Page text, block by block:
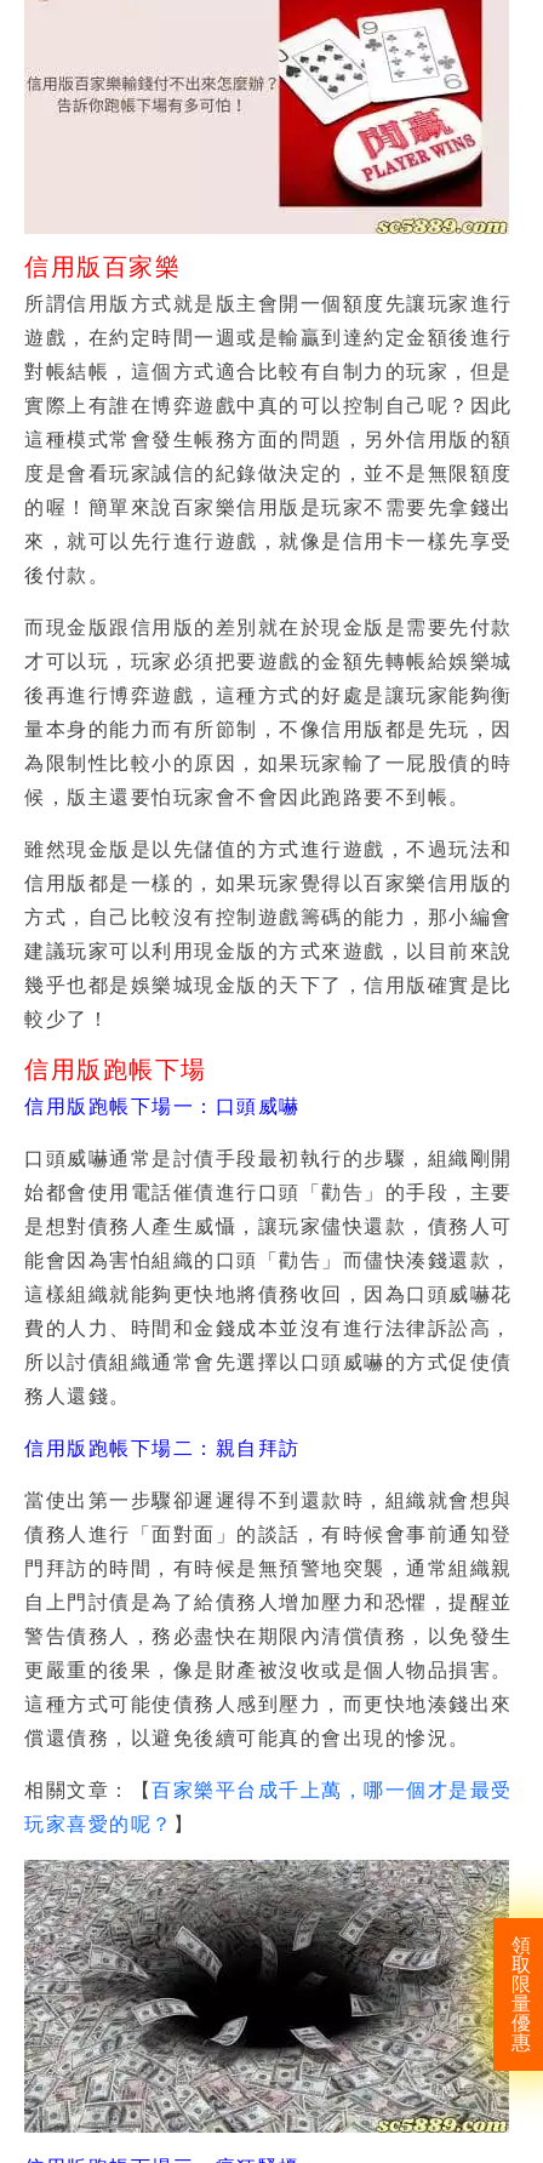
領
取
限
量
優
惠
信用版百家樂
所謂信用版方式就是版主會開一個額度先讓玩家進行
遊戲，在約定時間一週或是輸贏到達約定金額後進行
對帳結帳，這個方式適合比較有自制力的玩家，但是
實際上有誰在博弈遊戲中真的可以控制自己呢？因此
這種模式常會發生帳務方面的問題，另外信用版的額
度是會看玩家誠信的紀錄做決定的，並不是無限額度
的喔！簡單來說百家樂信用版是玩家不需要先拿錢出
來，就可以先行進行遊戲，就像是信用卡一樣先享受
後付款。
而現金版跟信用版的差別就在於現金版是需要先付款
才可以玩，玩家必須把要遊戲的金額先轉帳給娛樂城
後再進行博弈遊戲，這種方式的好處是讓玩家能夠衡
量本身的能力而有所節制，不像信用版都是先玩，因
為限制性比較小的原因，如果玩家輸了一屁股債的時
候，版主還要怕玩家會不會因此跑路要不到帳。
雖然現金版是以先儲值的方式進行遊戲，不過玩法和
信用版都是一樣的，如果玩家覺得以百家樂信用版的
方式，自己比較沒有控制遊戲籌碼的能力，那小編會
建議玩家可以利用現金版的方式來遊戲，以目前來說
幾乎也都是娛樂城現金版的天下了，信用版確實是比
較少了！
信用版跑帳下場
信用版跑帳下場一：口頭威嚇
口頭威嚇通常是討債手段最初執行的步驟，組織剛開
始都會使用電話催債進行口頭「勸告」的手段，主要
是想對債務人產生威懾，讓玩家儘快還款，債務人可
能會因為害怕組織的口頭「勸告」而儘快湊錢還款，
這樣組織就能夠更快地將債務收回，因為口頭威嚇花
費的人力、時間和金錢成本並沒有進行法律訴訟高，
所以討債組織通常會先選擇以口頭威嚇的方式促使債
務人還錢。
信用版跑帳下場二：親自拜訪
當使出第一步驟卻遲遲得不到還款時，組織就會想與
債務人進行「面對面」的談話，有時候會事前通知登
門拜訪的時間，有時候是無預警地突襲，通常組織親
自上門討債是為了給債務人增加壓力和恐懼，提醒並
警告債務人，務必盡快在期限內清償債務，以免發生
更嚴重的後果，像是財產被沒收或是個人物品損害。
這種方式可能使債務人感到壓力，而更快地湊錢出來
償還債務，以避免後續可能真的會出現的慘況。
相關文章：【 百家樂平台成千上萬，哪一個才是最受
玩家喜愛的呢？ 】